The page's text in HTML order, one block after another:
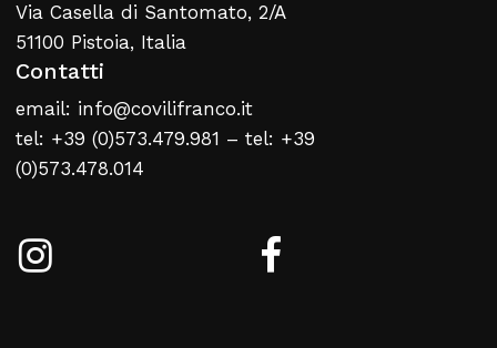
Nessun prodotto nel carrello
Via Casella di Santomato, 2/A
51100 Pistoia, Italia
Contatti
email: info@covilifranco.it
tel: +39 (0)573.479.981 – tel: +39
(0)573.478.014